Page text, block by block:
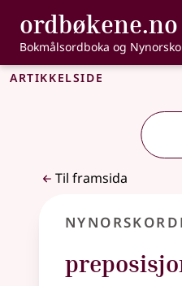
Gå til hovudinnhald
Tilgjenge
ordbøkene.no
Bokmålsordboka og
Artikkelside
Til framsida